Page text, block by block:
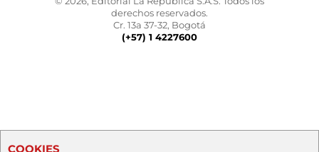
derechos reservados.
Cr. 13a 37-32, Bogotá
(+57) 1 4227600
COOKIES